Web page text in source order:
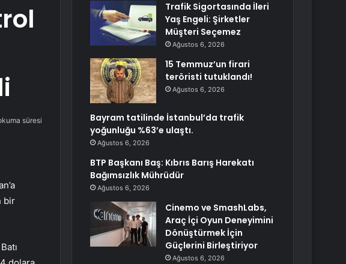
süresi
bir
Batı
Trafik Sigortasında İleri
Yaş Engeli: Şirketler
Müşteri Seçemez
Ağustos 6, 2026
15 Temmuz’un firari
teröristi tutuklandı!
Ağustos 6, 2026
Bayram tatilinde İstanbul’da trafik
yoğunluğu %63’e ulaştı.
Ağustos 6, 2026
BTP Başkanı Baş: Kıbrıs Barış Harekatı
Bağımsızlık Mührüdür
Ağustos 6, 2026
Cinemo ve SmashLabs,
Araç İçi Oyun Deneyimini
Dönüştürmek İçin
Güçlerini Birleştiriyor
Ağustos 6, 2026